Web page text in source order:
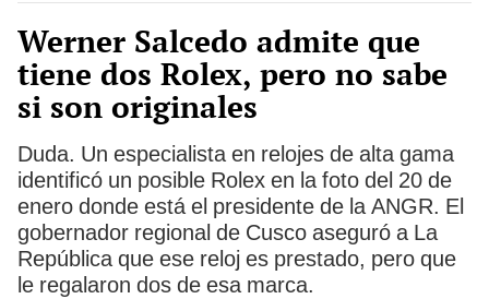
Werner Salcedo admite que
tiene dos Rolex, pero no sabe
si son originales
Duda. Un especialista en relojes de alta gama
identificó un posible Rolex en la foto del 20 de
enero donde está el presidente de la ANGR. El
gobernador regional de Cusco aseguró a La
República que ese reloj es prestado, pero que
le regalaron dos de esa marca.